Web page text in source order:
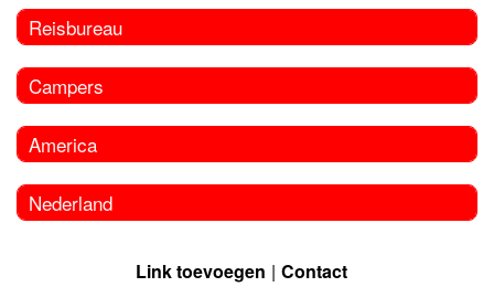
Reisbureau
Campers
America
Nederland
Link toevoegen Contact